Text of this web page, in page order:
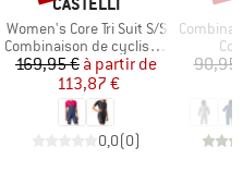
Article
Women's Core Tri Suit S/S
Product group
Combinaison de cyclisme
Prix
169,95 € Prix réduit
à partir de
113,87 €
0,0(0)
Article
Combinaison
90,95